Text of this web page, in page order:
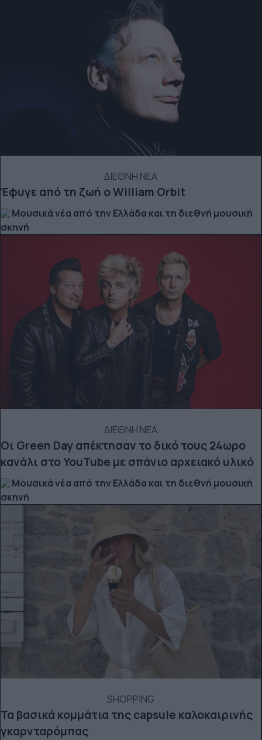
ΔΙΕΘΝΗ ΝΕΑ
Έφυγε από τη ζωή ο William Orbit
Μουσικά νέα από την Ελλάδα και τη διεθνή μουσική
σκηνή
ΔΙΕΘΝΗ ΝΕΑ
Οι Green Day απέκτησαν το δικό τους 24ωρο
κανάλι στο YouTube με σπάνιο αρχειακό υλικό
Μουσικά νέα από την Ελλάδα και τη διεθνή μουσική
σκηνή
SHOPPING
Τα βασικά κομμάτια της capsule καλοκαιρινής
γκαρνταρόμπας